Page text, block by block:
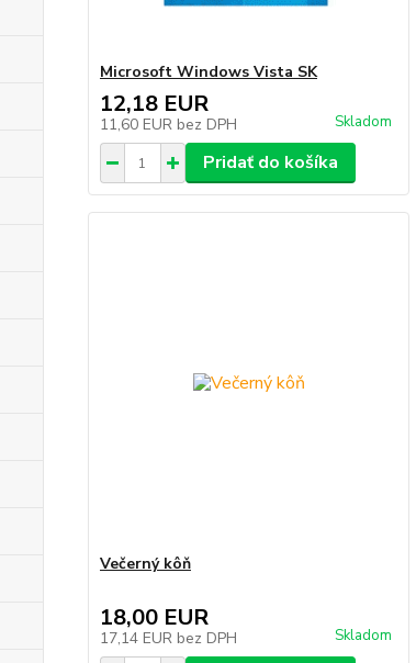
Microsoft Windows Vista SK
12,18 EUR
11,60 EUR bez DPH Skladom
Pridať do košíka
Večerný kôň
18,00 EUR
17,14 EUR bez DPH Skladom